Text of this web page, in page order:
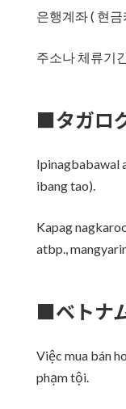
은행계좌 ( 현
주소나 체류기
■タガロ
Ipinagbabawal
ibang tao).
Kapag
atbp.,
■ベトナ
Việc mua bán
phạm tội.